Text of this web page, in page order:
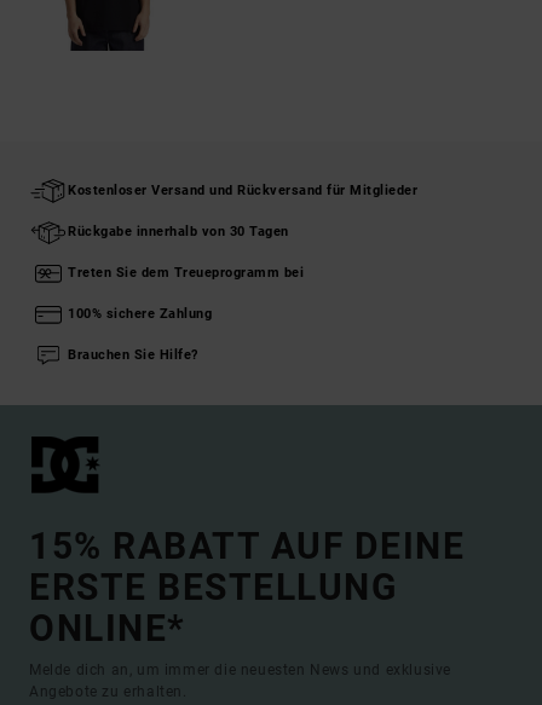
Kostenloser Versand und Rückversand für Mitglieder
Rückgabe innerhalb von 30 Tagen
Treten Sie dem Treueprogramm bei
100% sichere Zahlung
Brauchen Sie Hilfe?
15% RABATT AUF DEINE
ERSTE BESTELLUNG
ONLINE*
Melde dich an, um immer die neuesten News und exklusive
Angebote zu erhalten.